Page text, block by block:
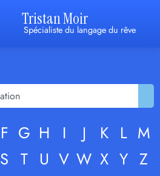
Tristan Moir
Spécialiste du langage du rêve
F G H I J K L M
S T U V W X Y Z